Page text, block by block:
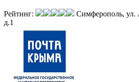
Рейтинг:
Симферополь, ул.
д.1